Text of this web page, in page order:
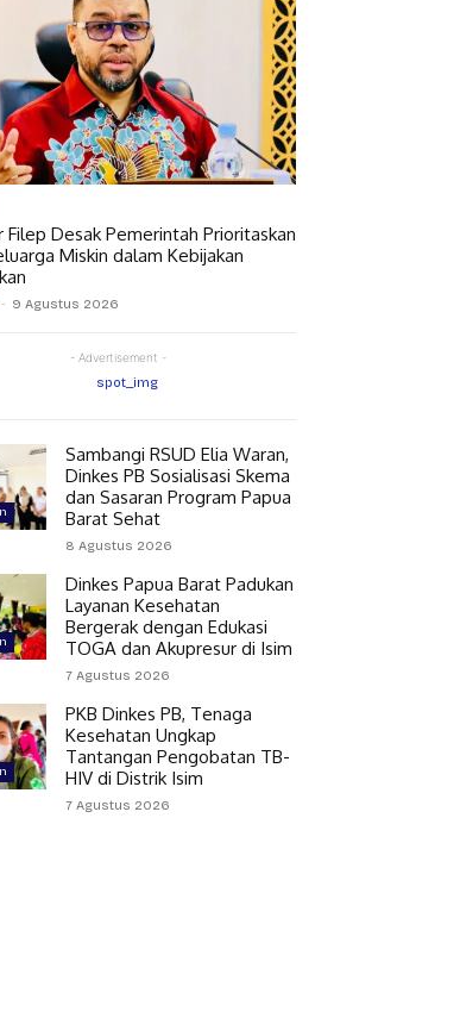
Filep Desak Pemerintah Prioritaskan
Miskin dalam Kebijakan
- 9 Agustus 2026
- Advertisement -
Sambangi RSUD Elia Waran,
Dinkes PB Sosialisasi Skema
dan Sasaran Program Papua
Barat Sehat
8 Agustus 2026
Dinkes Papua Barat Padukan
Layanan Kesehatan
Bergerak dengan Edukasi
TOGA dan Akupresur di Isim
7 Agustus 2026
PKB Dinkes PB, Tenaga
Kesehatan Ungkap
Tantangan Pengobatan TB-
HIV di Distrik Isim
7 Agustus 2026